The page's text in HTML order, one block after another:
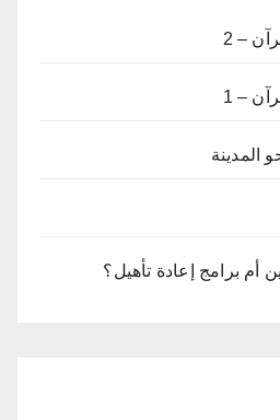
– 2
– 1
المدينة
أم برامج إعادة تأهيل؟